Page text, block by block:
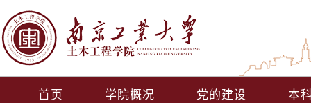
首页 学院概况 党的建设 本